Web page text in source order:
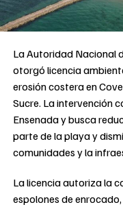
La Autoridad Nacional
otorgó licencia
erosión costera en
Sucre. La intervención
Ensenada y busca
parte de la playa y
comunidades y la
La licencia autoriza la
espolones de